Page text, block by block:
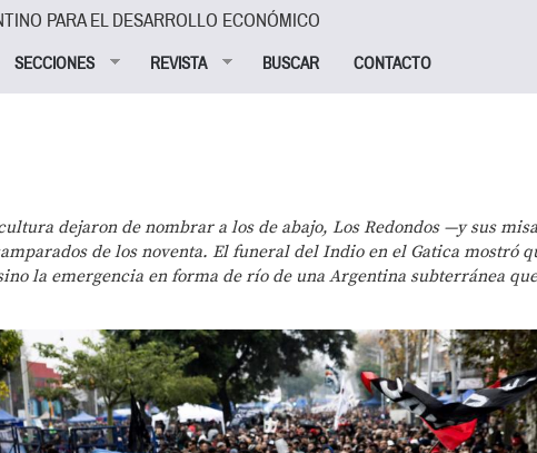
PARA EL DESARROLLO ECONÓMICO
SECCIONES REVISTA BUSCAR CONTACTO
dejaron de nombrar a los de abajo, Los Redondos —y sus
de los noventa. El funeral del Indio en el Gatica mostró
la emergencia en forma de río de una Argentina subterránea que